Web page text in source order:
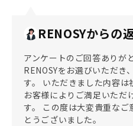
RENOSYからの
アンケートのご回答ありが
RENOSYをお選びいただき
す。 いただきました内容は
お客様によりご満足いただ
す。 この度は大変貴重な
とうございました。